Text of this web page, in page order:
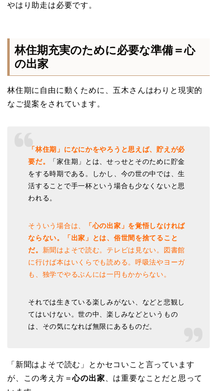
やはり助走は必要です。
林住期充実のために必要な準備＝心
の出家
林住期に自由に動くために、五木さんはわりと現実的
なご提案をされています。
「林住期」になにかをやろうと思えば、貯えが必
要だ。
「家住期」とは、せっせとそのために貯金
をする時期である。しかし、今の世の中では、生
活することで手一杯という場合も少なくないと思
われる。
そういう場合は、
「心の出家」を覚悟しなければ
ならない。「出家」とは、俗世間を捨てること
だ。 新聞はよそで読む。テレビは見ない。図書館
に行けば本はいくらでも読める。呼吸法やヨーガ
も、独学でやるぶんには一円もかからない。
それでは生きている楽しみがない、などと悲観し
てはいけない。世の中、楽しみなどというもの
は、その気になれば無限にあるものだ。
「新聞はよそで読む」とかセコいこと言っています
が、この考え方＝心の出家 、は重要なことだと思って